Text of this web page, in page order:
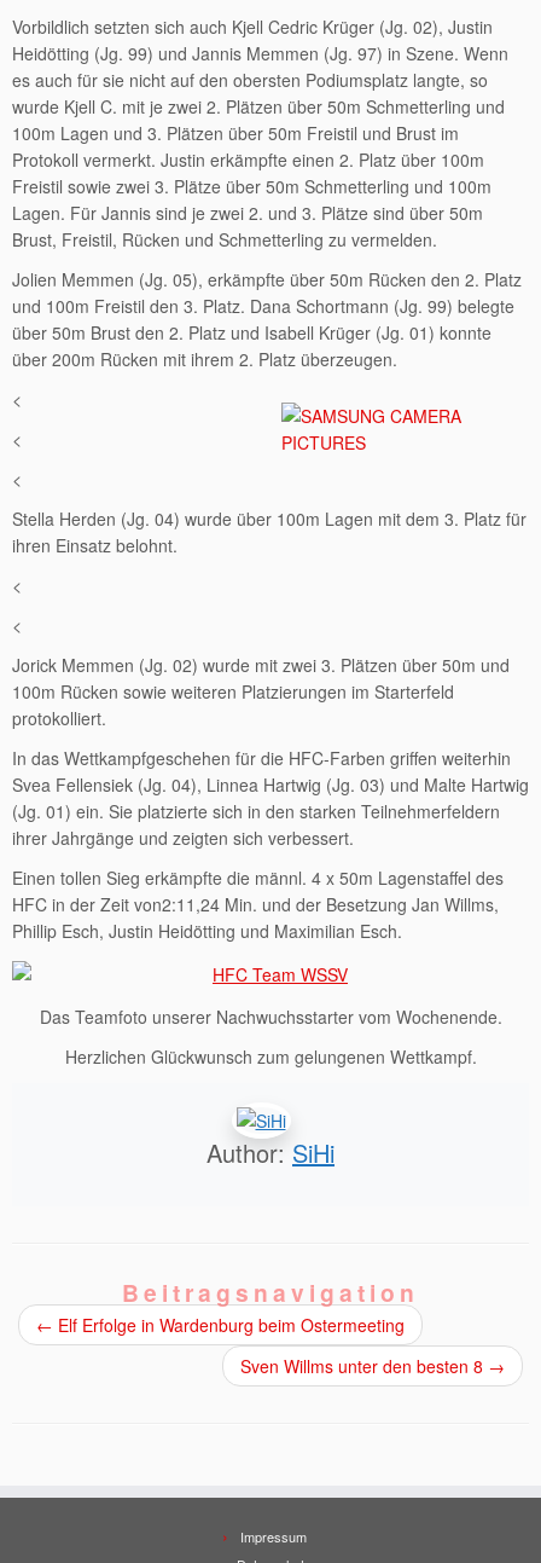
Vorbildlich setzten sich auch Kjell Cedric Krüger (Jg. 02), Justin
Heidötting (Jg. 99) und Jannis Memmen (Jg. 97) in Szene. Wenn
es auch für sie nicht auf den obersten Podiumsplatz langte, so
wurde Kjell C. mit je zwei 2. Plätzen über 50m Schmetterling und
100m Lagen und 3. Plätzen über 50m Freistil und Brust im
Protokoll vermerkt. Justin erkämpfte einen 2. Platz über 100m
Freistil sowie zwei 3. Plätze über 50m Schmetterling und 100m
Lagen. Für Jannis sind je zwei 2. und 3. Plätze sind über 50m
Brust, Freistil, Rücken und Schmetterling zu vermelden.
Jolien Memmen (Jg. 05), erkämpfte über 50m Rücken den 2. Platz
und 100m Freistil den 3. Platz. Dana Schortmann (Jg. 99) belegte
über 50m Brust den 2. Platz und Isabell Krüger (Jg. 01) konnte
über 200m Rücken mit ihrem 2. Platz überzeugen.
<
<
<
Stella Herden (Jg. 04) wurde über 100m Lagen mit dem 3. Platz für
ihren Einsatz belohnt.
<
<
Jorick Memmen (Jg. 02) wurde mit zwei 3. Plätzen über 50m und
100m Rücken sowie weiteren Platzierungen im Starterfeld
protokolliert.
In das Wettkampfgeschehen für die HFC-Farben griffen weiterhin
Svea Fellensiek (Jg. 04), Linnea Hartwig (Jg. 03) und Malte Hartwig
(Jg. 01) ein. Sie platzierte sich in den starken Teilnehmerfeldern
ihrer Jahrgänge und zeigten sich verbessert.
Einen tollen Sieg erkämpfte die männl. 4 x 50m Lagenstaffel des
HFC in der Zeit von2:11,24 Min. und der Besetzung Jan Willms,
Phillip Esch, Justin Heidötting und Maximilian Esch.
Das Teamfoto unserer Nachwuchsstarter vom Wochenende.
Herzlichen Glückwunsch zum gelungenen Wettkampf.
Author: SiHi
Beitragsnavigation
← Elf Erfolge in Wardenburg beim Ostermeeting
Sven Willms unter den besten 8 →
Impressum